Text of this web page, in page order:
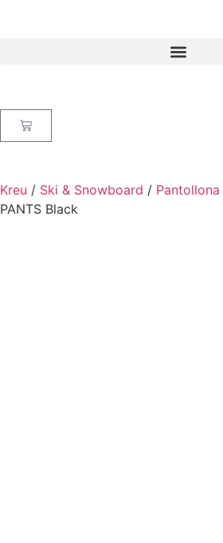
Kreu / Ski & Snowboard / Pantollona
PANTS Black